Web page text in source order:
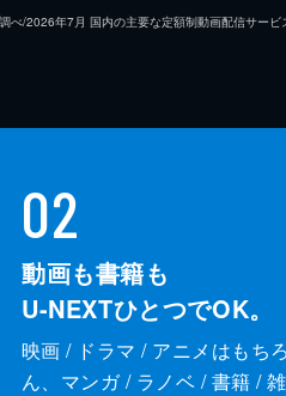
べ/2026年7⽉ 国内の主要な定額制動画配信サー
02
動画も書籍も
U-NEXTひとつでOK。
映画 / ドラマ / アニメはもちろ
ん、マンガ / ラノベ / 書籍 /